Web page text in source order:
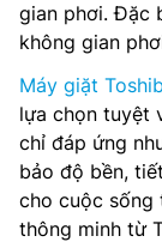
gian phơi. Đặc
không gian
Máy giặt
lựa chọn tuyệt
chỉ đáp ứng
bảo độ bền,
cho cuộc sống
thông minh từ